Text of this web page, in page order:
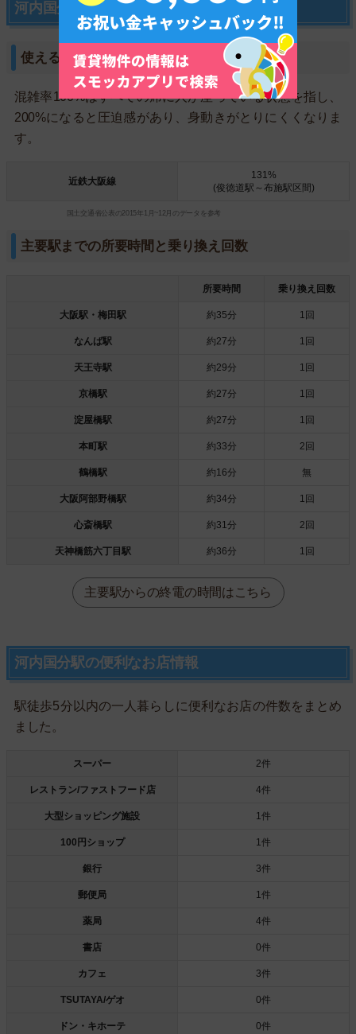
河内国分駅の交通アクセスについて
使える路線と主要区間の混雑度
混雑率100%はすべての席に人が座っている状態を指し、
200%になると圧迫感があり、身動きがとりにくくなりま
す。
近鉄大阪線
131%
(俊徳道駅～布施駅区間)
国土交通省公表の2015年1月~12月のデータを参考
主要駅までの所要時間と乗り換え回数
所要時間 乗り換え回数
大阪駅・梅田駅 約35分 1回
なんば駅 約27分 1回
天王寺駅 約29分 1回
京橋駅 約27分 1回
淀屋橋駅 約27分 1回
本町駅 約33分 2回
鶴橋駅 約16分 無
大阪阿部野橋駅 約34分 1回
心斎橋駅 約31分 2回
天神橋筋六丁目駅 約36分 1回
主要駅からの終電の時間はこちら
河内国分駅の便利なお店情報
駅徒歩5分以内の一人暮らしに便利なお店の件数をまとめ
ました。
スーパー 2件
レストラン/ファストフード店 4件
大型ショッピング施設 1件
100円ショップ 1件
銀行 3件
郵便局 1件
薬局 4件
書店 0件
カフェ 3件
TSUTAYA/ゲオ 0件
ドン・キホーテ 0件